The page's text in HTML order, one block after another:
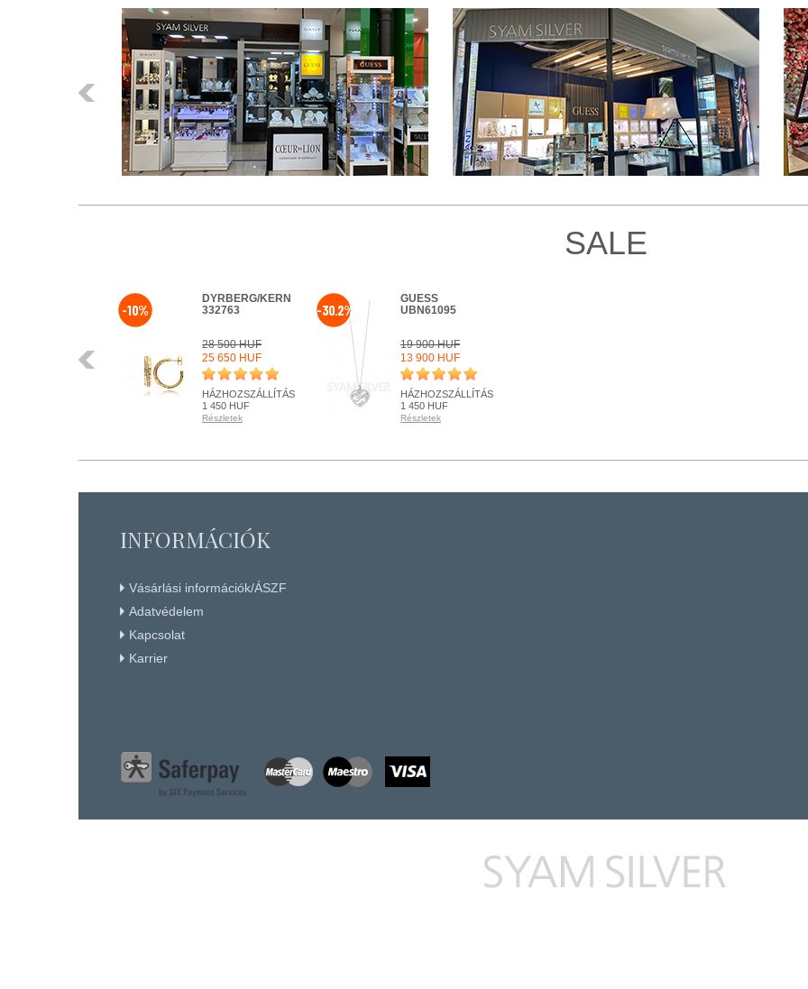
számára.
Tündöklő megjelenést kölcsönöz
mindennapi életünkben, emelve az
események fényét, mind emellett
idomul a sportosan elegáns
viselethez egyaránt.
Előző
SALE
DYRBERG/KERN
332763
28 500 HUF
25 650 HUF
-10%
HÁZHOZSZÁLLÍTÁS
1 450 HUF
Részletek
GUESS
UBN61095
19 900 HUF
13 900 HUF
-30.2%
HÁZHOZSZÁLLÍTÁS
1 450 HUF
Részletek
INFORMÁCIÓK
Vásárlási információk/ÁSZF
Adatvédelem
Kapcsolat
Karrier